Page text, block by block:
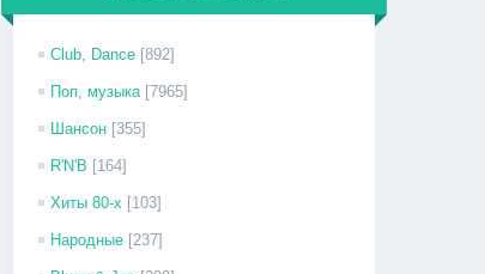
Club, Dance [892]
Поп, музыка [7965]
Шансон [355]
R'N'B [164]
Хиты 80-х [103]
Народные [237]